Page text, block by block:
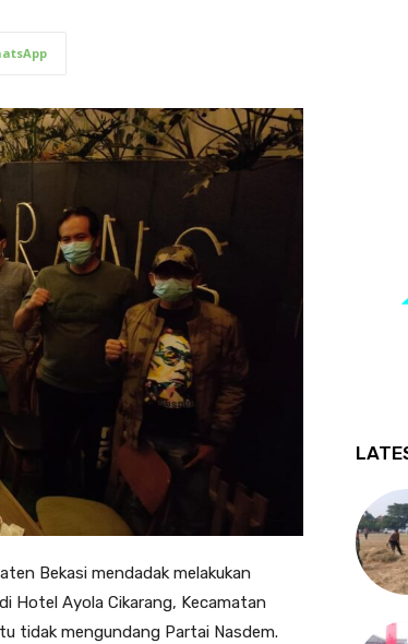
Bekasi mendadak melakukan
Hotel Ayola Cikarang, Kecamatan
tidak mengundang Partai Nasdem.